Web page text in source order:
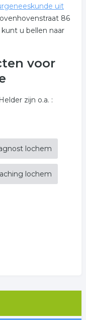
uit
86
u bellen naar
voor
zijn o.a. :
lochem
lochem